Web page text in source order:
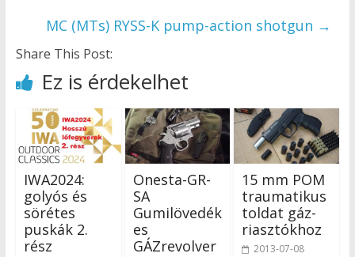
MC (MTs) RYSS-K pump-action shotgun →
Share This Post:
Ez is érdekelhet
IWA2024:
golyós és
sörétes
puskák 2.
rész
Onesta-GR-
SA
Gumilövedék
es
GÁZrevolver
15 mm POM
traumatikus
toldat gáz-
riasztókhoz
2013-07-08